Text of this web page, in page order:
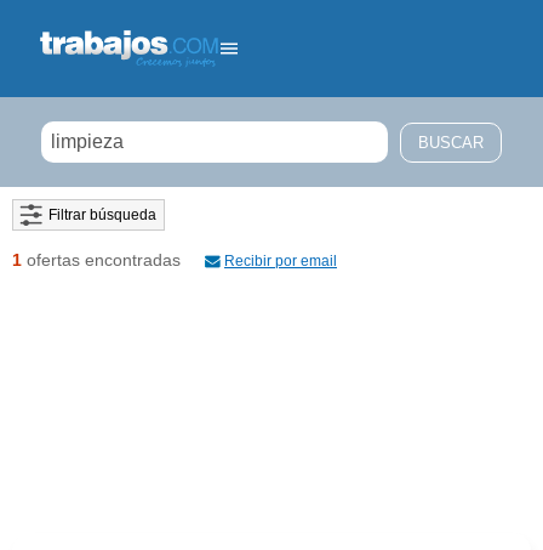
Filtrar búsqueda
1 ofertas encontradas Recibir por email